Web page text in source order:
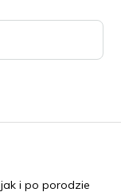
i po porodzie